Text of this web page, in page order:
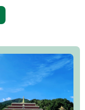
四星级酒店一座。
清东陵地形墙内，地
建设全国顶级人生后花
归侨、国内外知名人士
主要使用功能；以苍
。通过墓园建设与造
、服务周全、环境优